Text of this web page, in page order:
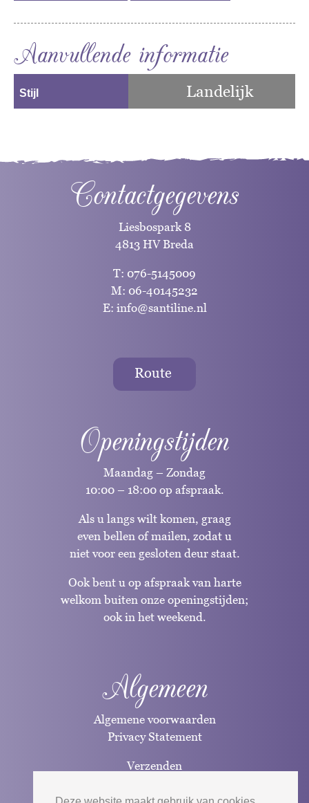
Aanvullende informatie
Stijl Landelijk
Contactgegevens
Liesbospark 8
4813 HV Breda
T: 076-5145009
M: 06-40145232
E: info@santiline.nl
Route
Openingstijden
Maandag – Zondag
10:00 – 18:00 op afspraak.
Als u langs wilt komen, graag
even bellen of mailen, zodat u
niet voor een gesloten deur staat.
Ook bent u op afspraak van harte
welkom buiten onze openingstijden;
ook in het weekend.
Algemeen
Algemene voorwaarden
Privacy Statement
Verzenden